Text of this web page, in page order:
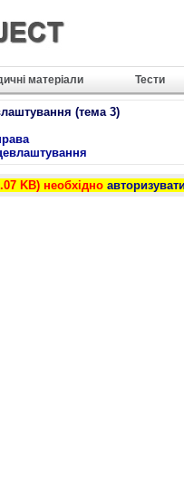
матеріали Тести
(тема 3)
KB) необхідно